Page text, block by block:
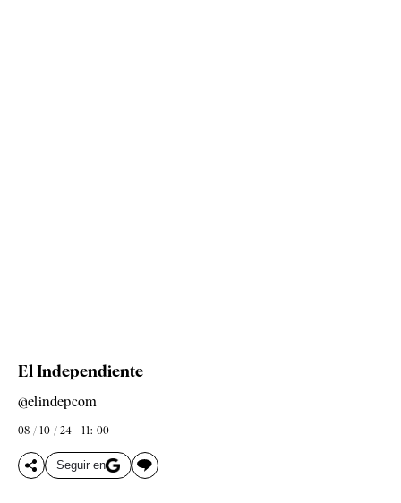
El Independiente
@elindepcom
08 / 10 / 24 - 11: 00
Seguir en